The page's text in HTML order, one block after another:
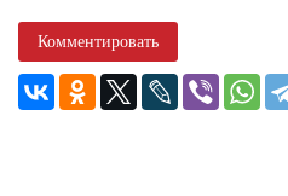
Комментировать